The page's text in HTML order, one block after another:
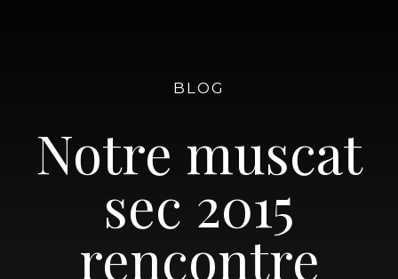
BLOG
Notre muscat
sec 2015
rencontre